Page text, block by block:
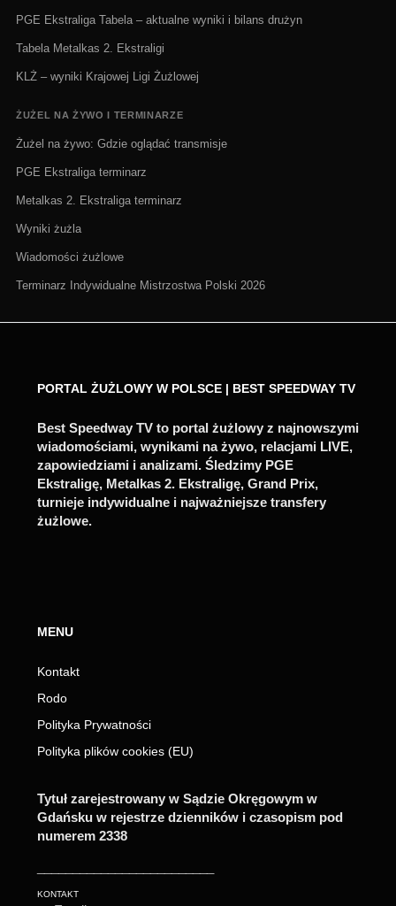
PGE Ekstraliga Tabela – aktualne wyniki i bilans drużyn
Tabela Metalkas 2. Ekstraligi
KLŻ – wyniki Krajowej Ligi Żużlowej
ŻUŻEL NA ŻYWO I TERMINARZE
Żużel na żywo: Gdzie oglądać transmisje
PGE Ekstraliga terminarz
Metalkas 2. Ekstraliga terminarz
Wyniki żużla
Wiadomości żużlowe
Terminarz Indywidualne Mistrzostwa Polski 2026
PORTAL ŻUŻLOWY W POLSCE | BEST SPEEDWAY TV
Best Speedway TV to portal żużlowy z najnowszymi
wiadomościami, wynikami na żywo, relacjami LIVE,
zapowiedziami i analizami. Śledzimy PGE
Ekstraligę, Metalkas 2. Ekstraligę, Grand Prix,
turnieje indywidualne i najważniejsze transfery
żużlowe.
MENU
Kontakt
Rodo
Polityka Prywatności
Polityka plików cookies (EU)
Tytuł zarejestrowany w Sądzie Okręgowym w
Gdańsku w rejestrze dzienników i czasopism pod
numerem 2338
KONTAKT